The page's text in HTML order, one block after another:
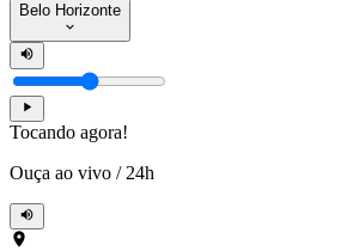
Belo Horizonte
Tocando agora!
Ouça ao vivo / 24h